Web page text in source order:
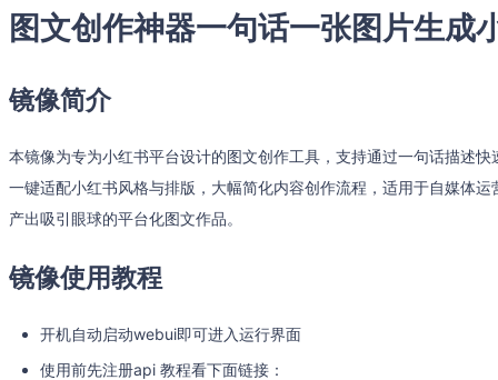
图文创作神器一句话一张图片生成
镜像简介
本镜像为专为小红书平台设计的图文创作工具，支持通过一句话描述
一键适配小红书风格与排版，大幅简化内容创作流程，适用于自媒体
产出吸引眼球的平台化图文作品。
镜像使用教程
开机自动启动webui即可进入运行界面
使用前先注册api 教程看下面链接：